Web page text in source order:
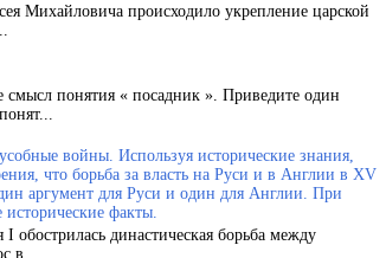
Михайловича происходило укрепление царской
смысл понятия « посадник ». Приведите один
войны. Используя исторические знания,
что борьба за власть на Руси и в Англии в XV
аргумент для Руси и один для Англии. При
исторические факты.
обострилась династическая борьба между
в ...